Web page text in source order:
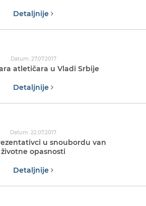
Detaljnije
Datum: 27.07.2017
atletičara u Vladi Srbije
Detaljnije
Datum: 22.07.2017
u snoubordu van
životne opasnosti
Detaljnije